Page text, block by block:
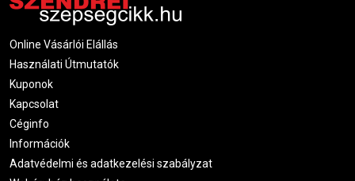
Online Vásárlói Elállás
Használati Útmutatók
Kuponok
Kapcsolat
Céginfo
Információk
Adatvédelmi és adatkezelési szabályzat